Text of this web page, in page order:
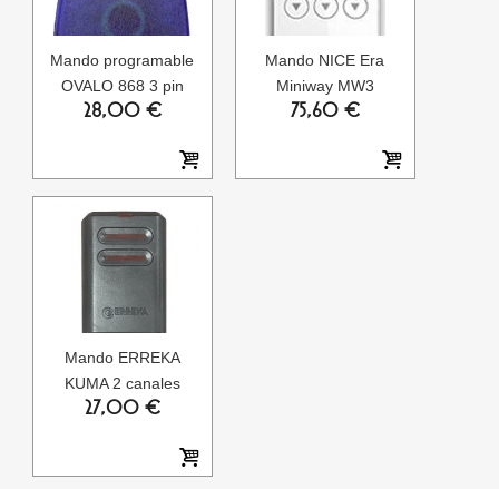
Mando programable
OVALO 868 3 pin
28,00 €
Mando NICE Era
Miniway MW3
75,60 €
Mando ERREKA
KUMA 2 canales
27,00 €